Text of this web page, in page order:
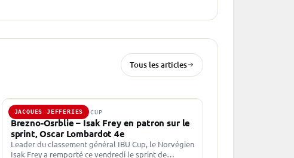
Tous les articles
JACQUES JEFFERIES
17 JAN. 2025 · IBU CUP
Brezno-Osrblie – Isak Frey en patron sur le
sprint, Oscar Lombardot 4e
Leader du classement général IBU Cup, le Norvégien
Isak Frey a remporté ce vendredi le sprint de